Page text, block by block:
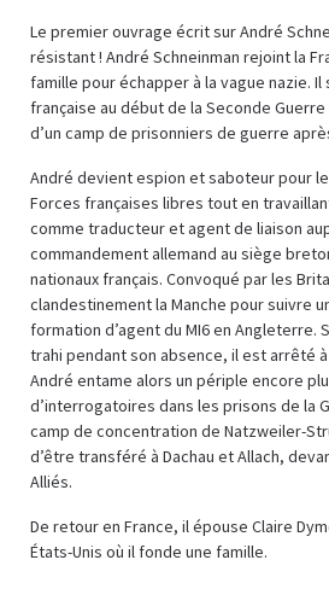
Le premier ouvrage écrit sur André
résistant ! André Schneinman rejoint la
famille pour échapper à la vague nazie. Il
française au début de la Seconde
d’un camp de prisonniers de guerre
André devient espion et saboteur pour
Forces françaises libres tout en
comme traducteur et agent de liaison
commandement allemand au siège
nationaux français. Convoqué par les
clandestinement la Manche pour suivre
formation d’agent du MI6 en Angleterre.
trahi pendant son absence, il est arrêté
André entame alors un périple encore
d’interrogatoires dans les prisons de la
camp de concentration de Natzweiler-
d’être transféré à Dachau et Allach,
Alliés.
De retour en France, il épouse Claire
États-Unis où il fonde une famille.